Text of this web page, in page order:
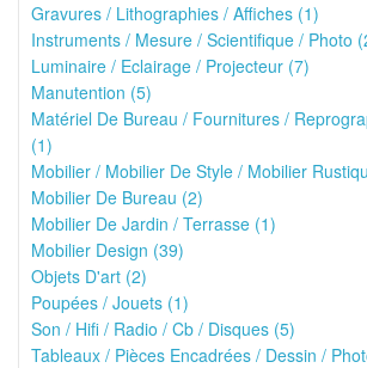
Gravures / Lithographies / Affiches (1)
Instruments / Mesure / Scientifique / Photo
Luminaire / Eclairage / Projecteur (7)
Manutention (5)
Matériel De Bureau / Fournitures /
(1)
Mobilier / Mobilier De Style / Mobilier
Mobilier De Bureau (2)
Mobilier De Jardin / Terrasse (1)
Mobilier Design (39)
Objets D'art (2)
Poupées / Jouets (1)
Son / Hifi / Radio / Cb / Disques (5)
Tableaux / Pièces Encadrées / Dessin /